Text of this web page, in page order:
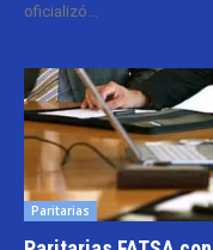
oficializó...
Paritarias